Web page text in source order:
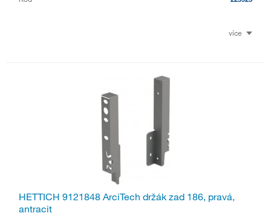
více
HETTICH 9121848 ArciTech držák zad 186, pravá,
antracit